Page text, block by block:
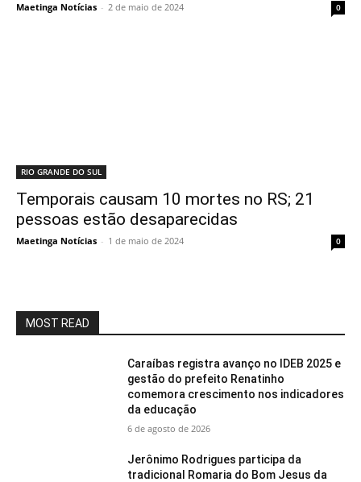
Maetinga Notícias - 2 de maio de 2024 0
RIO GRANDE DO SUL
Temporais causam 10 mortes no RS; 21
pessoas estão desaparecidas
Maetinga Notícias - 1 de maio de 2024 0
MOST READ
Caraíbas registra avanço no IDEB 2025 e
gestão do prefeito Renatinho
comemora crescimento nos indicadores
da educação
6 de agosto de 2026
Jerônimo Rodrigues participa da
tradicional Romaria do Bom Jesus da